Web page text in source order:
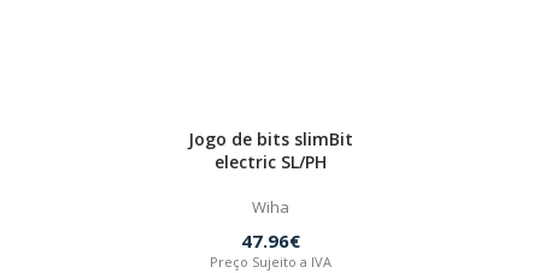
Jogo de bits slimBit
electric SL/PH
Wiha
47.96€
Preço Sujeito a IVA